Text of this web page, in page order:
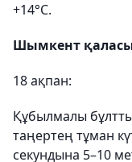
+14°С.
Шымкент
18 ақпан:
Құбылмалы
таңертең тұман
секундына 5–10